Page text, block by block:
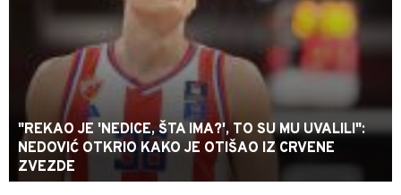
"REKAO JE 'NEDICE, ŠTA IMA?', TO SU MU UVALILI":
NEDOVIĆ OTKRIO KAKO JE OTIŠAO IZ CRVENE
ZVEZDE